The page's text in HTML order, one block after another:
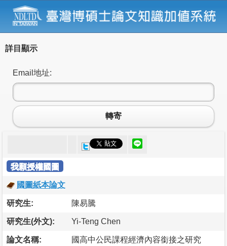
詳目顯示
Email地址:
轉寄
我願授權國圖
國圖紙本論文
研究生: 陳易騰
研究生(外文): Yi-Teng Chen
論文名稱: 國高中公民課程經濟內容銜接之研究